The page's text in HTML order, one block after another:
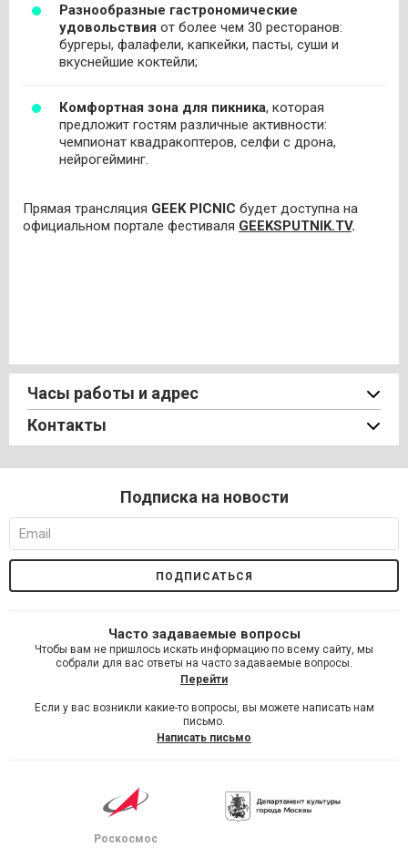
Разнообразные гастрономические
удовольствия от более чем 30 ресторанов:
бургеры, фалафели, капкейки, пасты, суши и
вкуснейшие коктейли;
Комфортная зона для пикника, которая
предложит гостям различные активности:
чемпионат квадракоптеров, селфи с дрона,
нейрогейминг.
Прямая трансляция GEEK PICNIC будет доступна на
официальном портале фестиваля GEEKSPUTNIK.TV.
Часы работы и адрес
Контакты
Подписка на новости
Часто задаваемые вопросы
Чтобы вам не пришлось искать информацию по всему сайту, мы
собрали для вас ответы на часто задаваемые вопросы.
Перейти
Если у вас возникли какие-то вопросы, вы можете написать нам
письмо.
Написать письмо
Роскосмос